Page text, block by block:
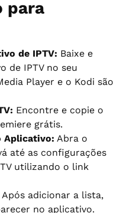
para
de IPTV: Baixe e
de IPTV no seu
Player e o Kodi são
Encontre e copie o
grátis.
Aplicativo: Abra o
até as configurações
utilizando o link
Após adicionar a lista,
no aplicativo.